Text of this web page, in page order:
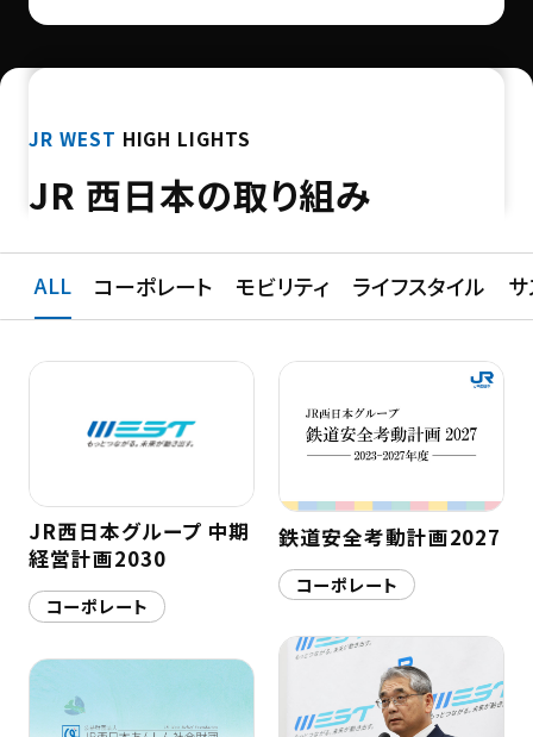
JR WEST HIGH LIGHTS
JR 西日本の取り組み
ALLすべての取り組みを表示する
コーポレート コーポレートカテゴリーで絞り込む
モビリティ モビリティカテゴリ
ライフスタイル ラ
JR西日本グループ 中期
経営計画2030
コーポレート
鉄道安全考動計画2027
コーポレート